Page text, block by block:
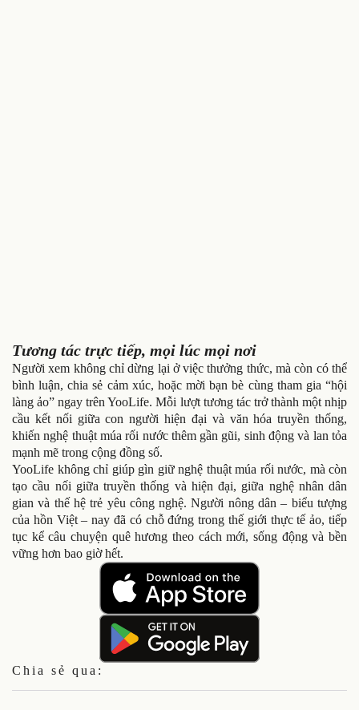
Tương tác trực tiếp, mọi lúc mọi nơi
Người xem không chỉ dừng lại ở việc thưởng thức, mà còn có thể
bình luận, chia sẻ cảm xúc, hoặc mời bạn bè cùng tham gia “hội
làng ảo” ngay trên YooLife. Mỗi lượt tương tác trở thành một nhịp
cầu kết nối giữa con người hiện đại và văn hóa truyền thống,
khiến nghệ thuật múa rối nước thêm gần gũi, sinh động và lan tỏa
mạnh mẽ trong cộng đồng số.
YooLife không chỉ giúp gìn giữ nghệ thuật múa rối nước, mà còn
tạo cầu nối giữa truyền thống và hiện đại, giữa nghệ nhân dân
gian và thế hệ trẻ yêu công nghệ. Người nông dân – biểu tượng
của hồn Việt – nay đã có chỗ đứng trong thế giới thực tế ảo, tiếp
tục kể câu chuyện quê hương theo cách mới, sống động và bền
vững hơn bao giờ hết.
Chia sẻ qua: